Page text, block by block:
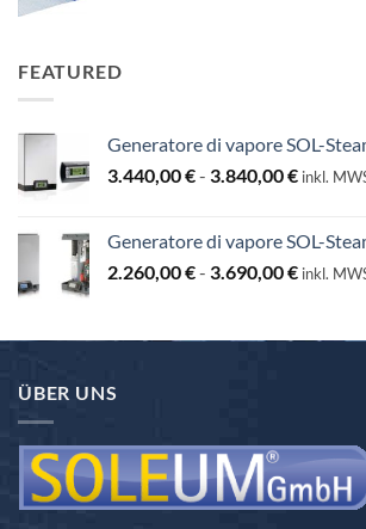
FEATURED
Generatore di vapore SOL-
3.440,00€- 3.840,00€Fascia
da
inkl.
Generatore di vapore SOL-
2.260,00€- 3.690,00€Fascia
da
inkl.
ÜBER UNS